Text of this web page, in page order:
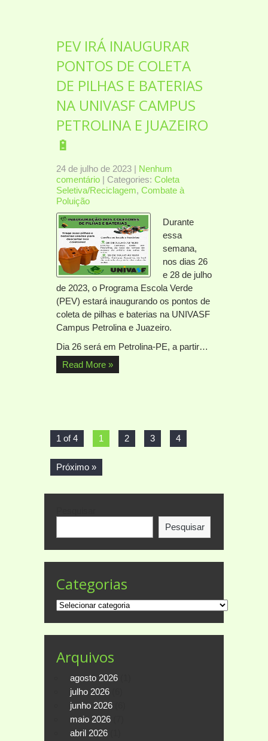
PEV IRÁ INAUGURAR
PONTOS DE COLETA
DE PILHAS E BATERIAS
NA UNIVASF CAMPUS
PETROLINA E JUAZEIRO
🔋
24 de julho de 2023 | Nenhum
comentário | Categories: Coleta
Seletiva/Reciclagem, Combate à
Poluição
Durante
essa
semana,
nos dias 26
e 28 de julho
de 2023, o Programa Escola Verde
(PEV) estará inaugurando os pontos de
coleta de pilhas e baterias na UNIVASF
Campus Petrolina e Juazeiro.
Dia 26 será em Petrolina-PE, a partir…
Read More »
1 of 4 1 2 3 4
Próximo »
Pesquisar
Categorias
Categorias
Arquivos
agosto 2026
julho 2026
junho 2026
maio 2026
abril 2026